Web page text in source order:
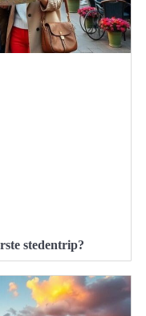
stedentrip?